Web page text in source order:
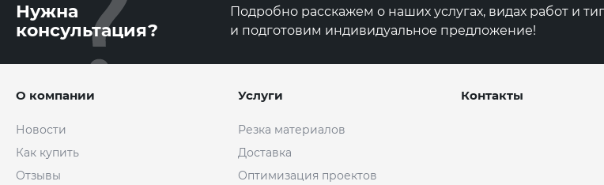
Нужна
консультация?
Подробно расскажем о наших услугах, видах работ и
и подготовим индивидуальное предложение!
О компании
Новости
Как купить
Отзывы
Услуги
Резка материалов
Доставка
Оптимизация проектов
Контакты